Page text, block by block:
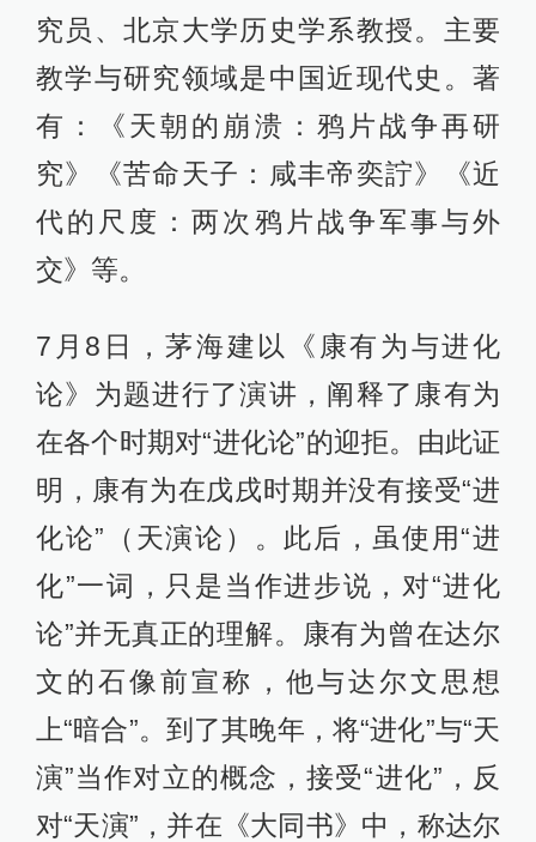
究员、北京大学历史学系教授。主要
教学与研究领域是中国近现代史。著
有：《天朝的崩溃：鸦片战争再研
究》《苦命天子：咸丰帝奕詝》《近
代的尺度：两次鸦片战争军事与外
交》等。
7月8日，茅海建以《康有为与进化
论》为题进行了演讲，阐释了康有为
在各个时期对“进化论”的迎拒。由此证
明，康有为在戊戌时期并没有接受“进
化论”（天演论）。此后，虽使用“进
化”一词，只是当作进步说，对“进化
论”并无真正的理解。康有为曾在达尔
文的石像前宣称，他与达尔文思想
上“暗合”。到了其晚年，将“进化”与“天
演”当作对立的概念，接受“进化”，反
对“天演”，并在《大同书》中，称达尔